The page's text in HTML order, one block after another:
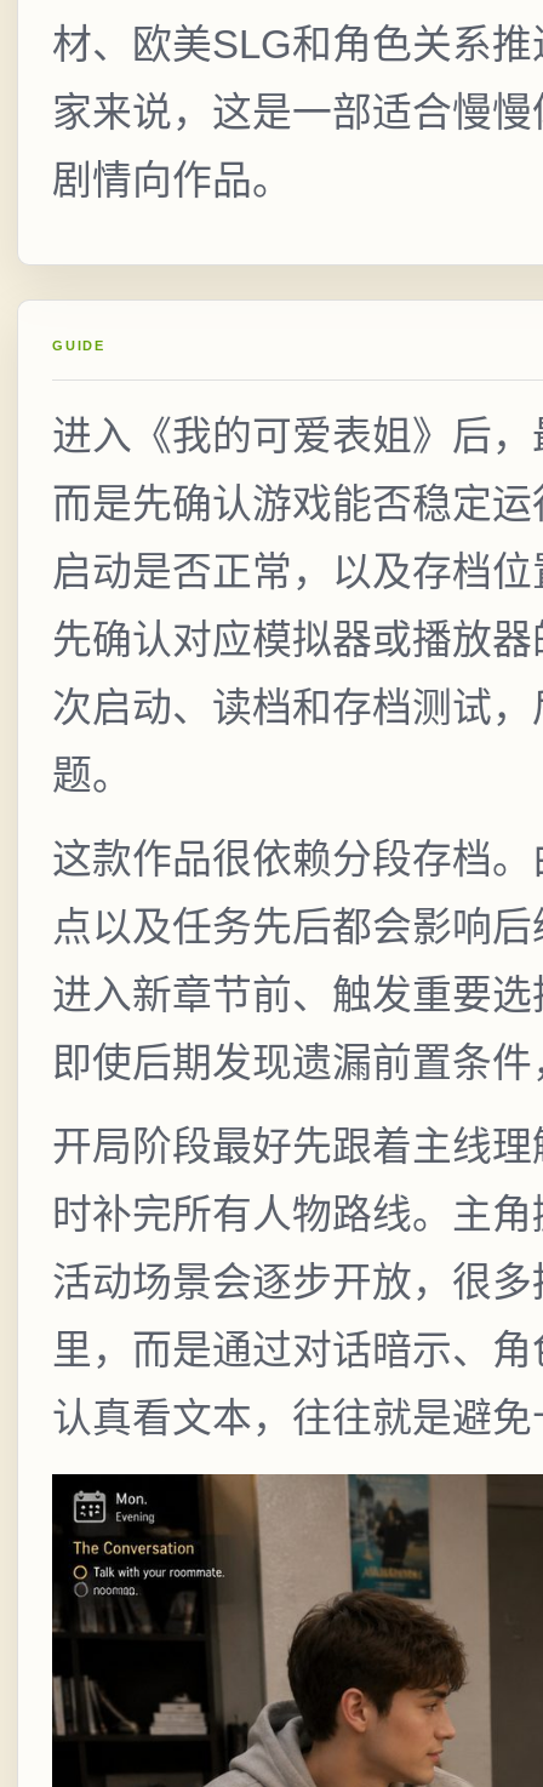
材、欧美SLG和角色关系
家来说，这是一部适合慢
剧情向作品。
GUIDE
进入《我的可爱表姐》后
而是先确认游戏能否稳定
启动是否正常，以及存档
先确认对应模拟器或播放
次启动、读档和存档测试
题。
这款作品很依赖分段存档
点以及任务先后都会影响
进入新章节前、触发重要
即使后期发现遗漏前置条
开局阶段最好先跟着主线
时补完所有人物路线。主
活动场景会逐步开放，很
里，而是通过对话暗示、
认真看文本，往往就是避